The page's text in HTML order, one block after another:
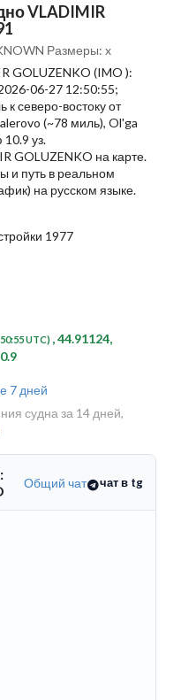
VLADIMIR
Размеры: x
GOLUZENKO (IMO ):
06-27 12:50:55;
северо-востоку от
(~78 миль), Ol'ga
уз.
GOLUZENKO на карте.
и путь в реальном
на русском языке.
1977
UTC) , 44.91124,
7 дней
судна за 14 дней,
Общий чат чат в tg